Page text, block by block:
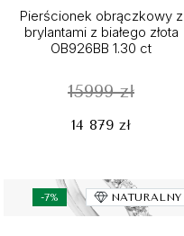
Pierścionek obrączkowy z
brylantami z białego złota
OB926BB 1.30 ct
15999 zł
14 879 zł
-7% NATURALNY